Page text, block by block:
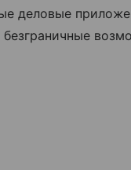
деловые
безграничные